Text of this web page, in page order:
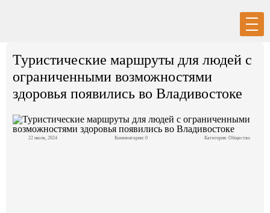
Политика
Туристические маршруты для людей с
ограниченными возможностями
здоровья появились во Владивостоке
22 июля, 2024 Комментарии: 0 Категория: Общество